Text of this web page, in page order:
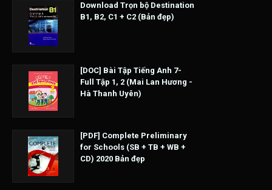
Download Trọn bộ Destination
B1, B2, C1 + C2 (Bản đẹp)
[DOC] Bài Tập Tiếng Anh 7-
Full Tập 1, 2 (Mai Lan Hương -
Hà Thanh Uyên)
[PDF] Complete Preliminary
for Schools (SB + TB + WB +
CD) 2020 Bản đẹp